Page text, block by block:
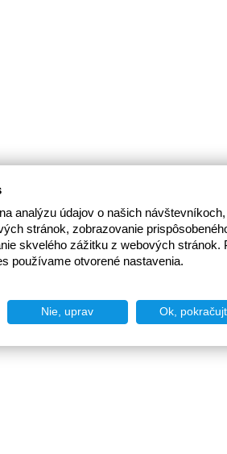
analýzu údajov o našich
stránok, zobrazovanie
skvelého zážitku z webových stránok.
používame otvorené nastavenia.
Nie, uprav Ok,